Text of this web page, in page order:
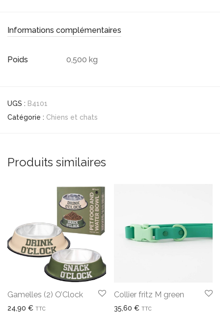
Informations complémentaires
Poids 0,500 kg
UGS : B4101
Catégorie : Chiens et chats
Produits similaires
Gamelles (2) O’Clock
24,90 € TTC
Collier fritz M green
35,60 € TTC